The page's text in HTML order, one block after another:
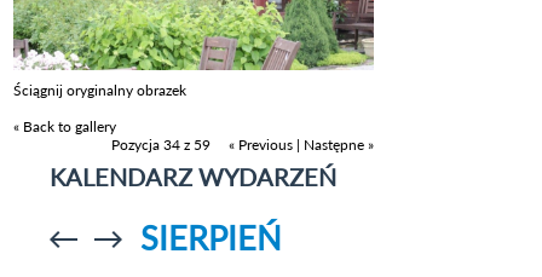
Ściągnij oryginalny obrazek
« Back to gallery
Pozycja 34 z 59
« Previous | Następne »
KALENDARZ WYDARZEŃ
Przejdź doPrzejdź do
SIERPIEŃ